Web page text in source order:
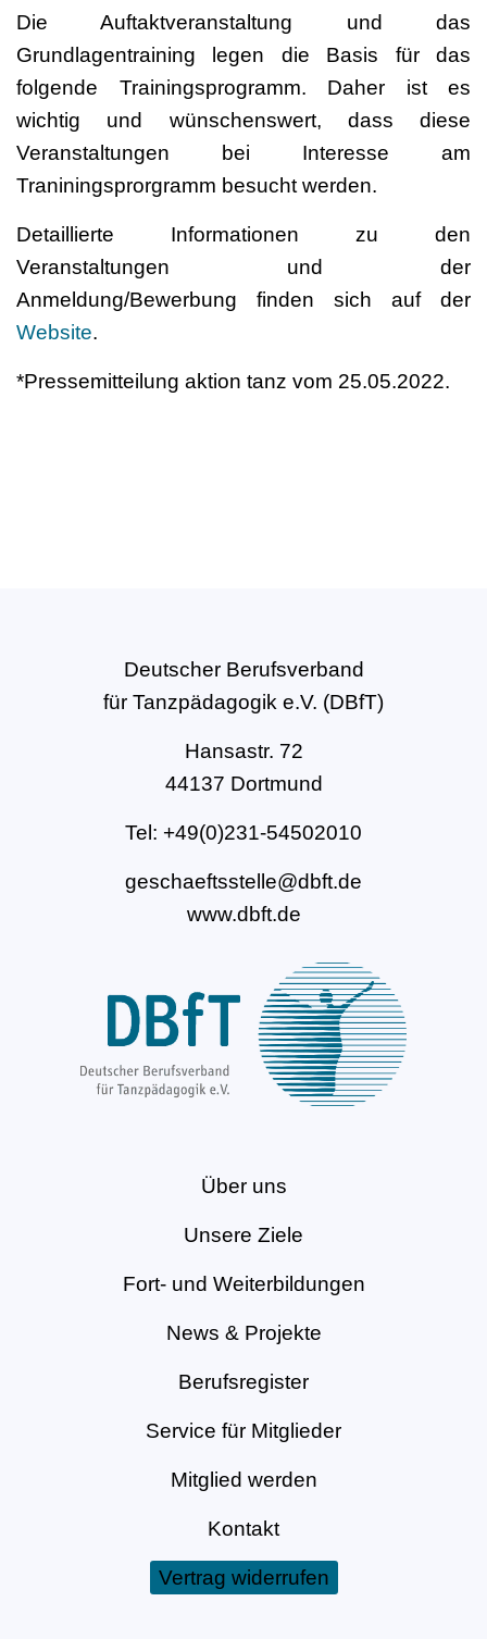
Die Auftaktveranstaltung und das
Grundlagentraining legen die Basis für das
folgende Trainingsprogramm. Daher ist es
wichtig und wünschenswert, dass diese
Veranstaltungen bei Interesse am
Traniningsprorgramm besucht werden.
Detaillierte Informationen zu den
Veranstaltungen und der
Anmeldung/Bewerbung finden sich auf der
Website.
*Pressemitteilung aktion tanz vom 25.05.2022.
Deutscher Berufsverband
für Tanzpädagogik e.V. (DBfT)
Hansastr. 72
44137 Dortmund
Tel: +49(0)231-54502010
geschaeftsstelle@dbft.de
www.dbft.de
Über uns
Unsere Ziele
Fort- und Weiterbildungen
News & Projekte
Berufsregister
Service für Mitglieder
Mitglied werden
Kontakt
Vertrag widerrufen